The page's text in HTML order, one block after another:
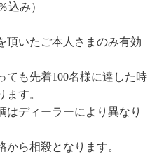
込み）
いたご本人さまのみ有効
も先着100名様に達した時
す。
ディーラーにより異なり
ら相殺となります。